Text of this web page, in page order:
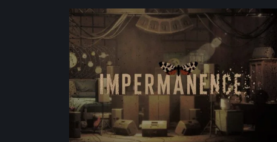
Impermanence:
costruire
un
santuario
nel
teatro
fantasmi